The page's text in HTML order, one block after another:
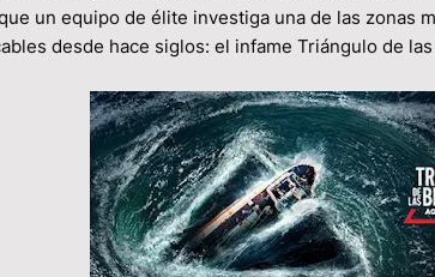
que un equipo de élite investiga una de las
desde hace siglos: el infame Triángulo de